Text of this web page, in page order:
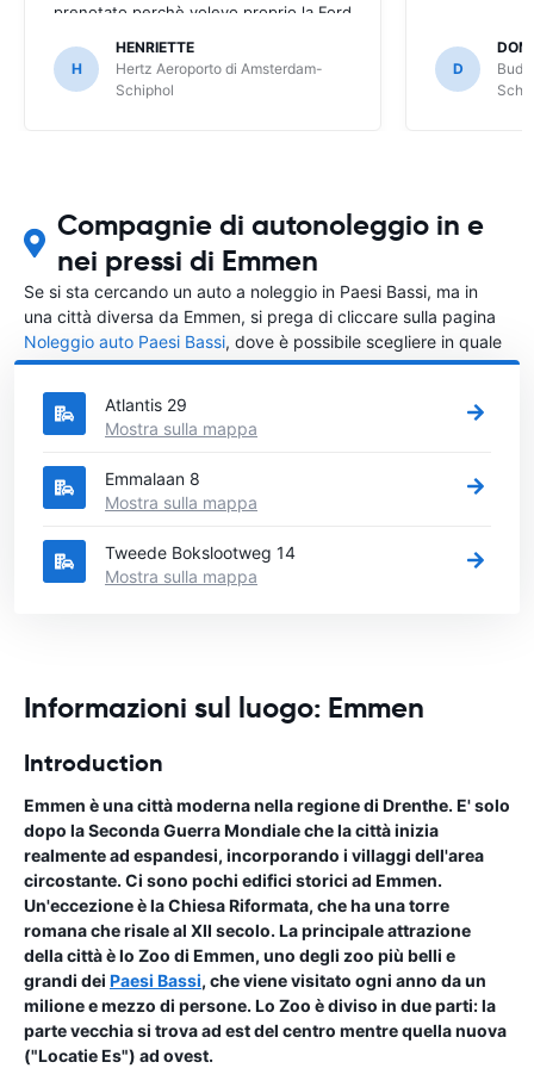
prenotato perchè volevo proprio la Ford
che non mi piace ed è più piccola come
bagagliaio. Se l'avessi saputo non l'avrei
H
HENRIETTE
Hertz Aeroporto di Amsterdam-
Schiphol
D
Compagnie di autonoleggio in e
nei pressi di Emmen
Se si sta cercando un auto a noleggio in Paesi Bassi, ma in
una città diversa da Emmen, si prega di cliccare sulla pagina
Noleggio auto Paesi Bassi, dove è possibile scegliere in quale
città in Paesi Bassi si vuole noleggiare l'auto.
Atlantis 29
Mostra sulla mappa
Emmalaan 8
Mostra sulla mappa
Tweede Bokslootweg 14
Mostra sulla mappa
Informazioni sul luogo: Emmen
Introduction
Emmen è una città moderna nella regione di Drenthe. E' solo
dopo la Seconda Guerra Mondiale che la città inizia
realmente ad espandesi, incorporando i villaggi dell'area
circostante. Ci sono pochi edifici storici ad Emmen.
Un'eccezione è la Chiesa Riformata, che ha una torre
romana che risale al XII secolo. La principale attrazione
della città è lo Zoo di Emmen, uno degli zoo più belli e
grandi dei Paesi Bassi, che viene visitato ogni anno da un
milione e mezzo di persone. Lo Zoo è diviso in due parti: la
parte vecchia si trova ad est del centro mentre quella nuova
("Locatie Es") ad ovest.